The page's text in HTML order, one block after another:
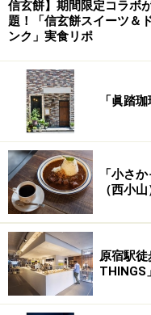
信玄餅】期間限定コラボ
題！「信玄餅スイーツ＆
ンク」実食リポ
「眞踏
「小さ
（西小山
原宿駅
THINGS」